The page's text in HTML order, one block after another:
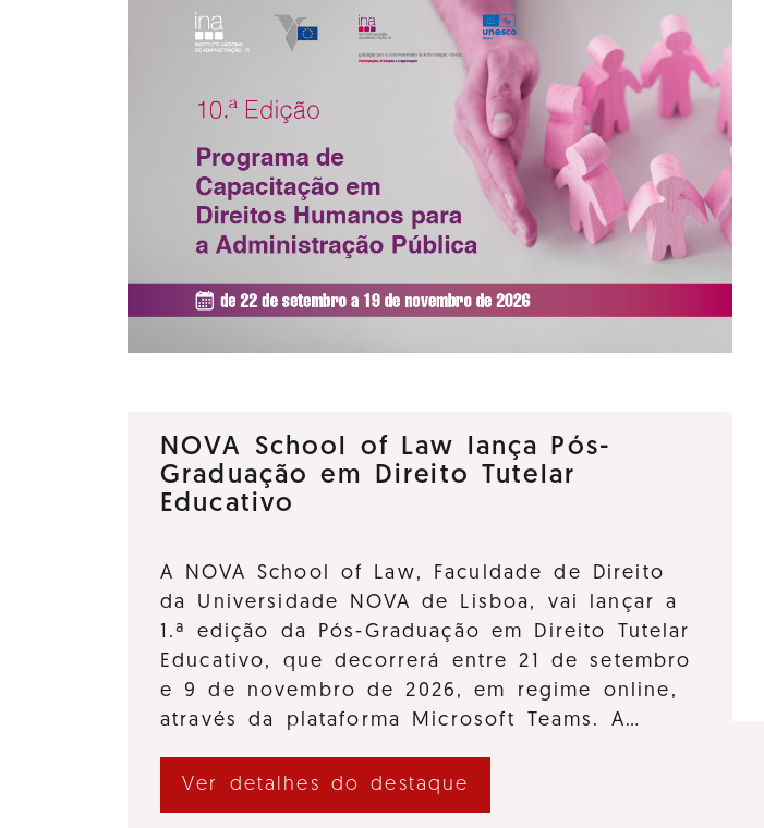
NOVA School of Law lança Pós-
Graduação em Direito Tutelar
Educativo
A NOVA School of Law, Faculdade de Direito
da Universidade NOVA de Lisboa, vai lançar a
1.ª edição da Pós-Graduação em Direito Tutelar
Educativo, que decorrerá entre 21 de setembro
e 9 de novembro de 2026, em regime online,
através da plataforma Microsoft Teams. A…
Ver detalhes do destaque